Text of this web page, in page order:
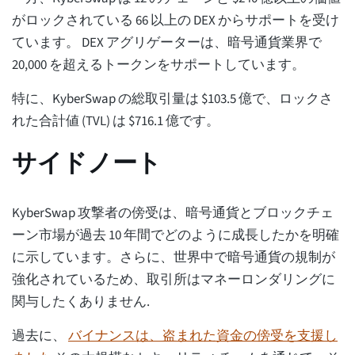
がロックされている 66 以上の DEX からサポートを受け
ています。 DEX アグリゲーターは、暗号通貨業界で
20,000 を超えるトークンをサポートしています。
特に、KyberSwap の総取引量は $103.5 億で、ロックさ
れた合計値 (TVL) は $716.1 億です。
サイドノート
KyberSwap 攻撃者の傍受は、暗号通貨とブロックチェ
ーン市場が過去 10 年間でどのように成長したかを明確
に示しています。さらに、世界中で暗号通貨の規制が
強化されているため、取引所はマネーロンダリングに
関与したくありません.
過去に、 バイナンスは、盗まれた資金の傍受を支援し